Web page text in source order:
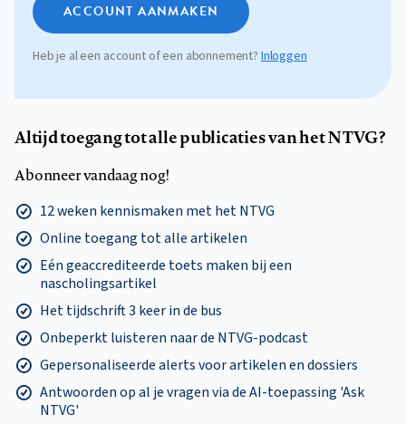
ACCOUNT AANMAKEN
Heb je al een account of een abonnement? Inloggen
Altijd toegang tot alle publicaties van het NTVG?
Abonneer vandaag nog!
12 weken kennismaken met het NTVG
Online toegang tot alle artikelen
Eén geaccrediteerde toets maken bij een
nascholingsartikel
Het tijdschrift 3 keer in de bus
Onbeperkt luisteren naar de NTVG-podcast
Gepersonaliseerde alerts voor artikelen en dossiers
Antwoorden op al je vragen via de AI-toepassing 'Ask
NTVG'